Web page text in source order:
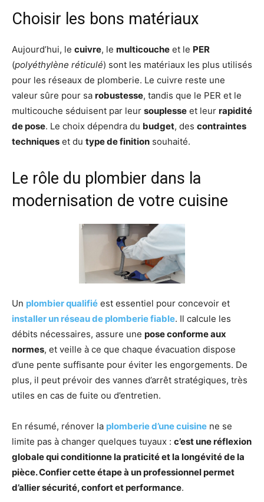
Choisir les bons matériaux
Aujourd’hui, le cuivre, le multicouche et le PER
(polyéthylène réticulé) sont les matériaux les plus utilisés
pour les réseaux de plomberie. Le cuivre reste une
valeur sûre pour sa robustesse, tandis que le PER et le
multicouche séduisent par leur souplesse et leur rapidité
de pose. Le choix dépendra du budget, des contraintes
techniques et du type de finition souhaité.
Le rôle du plombier dans la
modernisation de votre cuisine
Un plombier qualifié est essentiel pour concevoir et
installer un réseau de plomberie fiable. Il calcule les
débits nécessaires, assure une pose conforme aux
normes, et veille à ce que chaque évacuation dispose
d’une pente suffisante pour éviter les engorgements. De
plus, il peut prévoir des vannes d’arrêt stratégiques, très
utiles en cas de fuite ou d’entretien.
En résumé, rénover la plomberie d’une cuisine ne se
limite pas à changer quelques tuyaux : c’est une réflexion
globale qui conditionne la praticité et la longévité de la
pièce. Confier cette étape à un professionnel permet
d’allier sécurité, confort et performance.